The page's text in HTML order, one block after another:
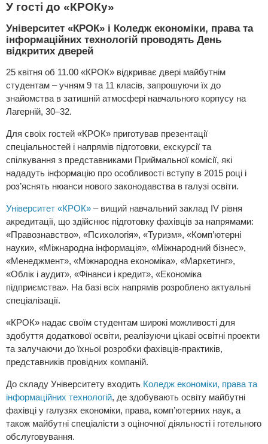
У гості до «КРОКу»
Університет «КРОК» і Коледж економіки, права та
інформаційних технологій проводять День
відкритих дверей
25 квітня об 11.00 «КРОК» відкриває двері майбутнім
студентам – учням 9 та 11 класів, запрошуючи їх до
знайомства в затишній атмосфері навчального корпусу на
Лагерній, 30–32.
Для своїх гостей «КРОК» приготував презентації
спеціальностей і напрямів підготовки, екскурсії та
спілкування з представниками Приймальної комісії, які
нададуть інформацію про особливості вступу в 2015 році і
роз’яснять нюанси нового законодавства в галузі освіти.
Університет «КРОК» – вищий навчальний заклад IV рівня
акредитації, що здійснює підготовку фахівців за напрямами:
«Правознавство», «Психологія», «Туризм», «Комп’ютерні
науки», «Міжнародна інформація», «Міжнародний бізнес»,
«Менеджмент», «Міжнародна економіка», «Маркетинг»,
«Облік і аудит», «Фінанси і кредит», «Економіка
підприємства». На базі всіх напрямів розроблено актуальні
спеціалізації.
«КРОК» надає своїм студентам широкі можливості для
здобуття додаткової освіти, реалізуючи цікаві освітні проекти
та залучаючи до їхньої розробки фахівців-практиків,
представників провідних компаній.
До складу Університету входить Коледж економіки, права та
інформаційних технологій, де здобувають освіту майбутні
фахівці у галузях економіки, права, комп’ютерних наук, а
також майбутні спеціалісти з оціночної діяльності і готельного
обслуговування.